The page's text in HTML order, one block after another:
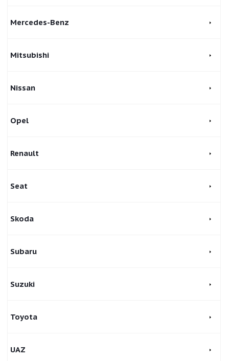
Mercedes-Benz
Mitsubishi
Nissan
Opel
Renault
Seat
Skoda
Subaru
Suzuki
Toyota
UAZ